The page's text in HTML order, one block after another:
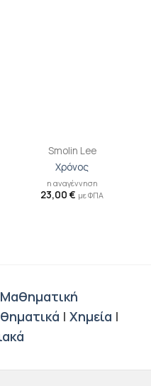
Smolin Lee
Χρόνος
η αναγέννηση
23,00 € με ΦΠΑ
Μαθηματική
| Χημεία |